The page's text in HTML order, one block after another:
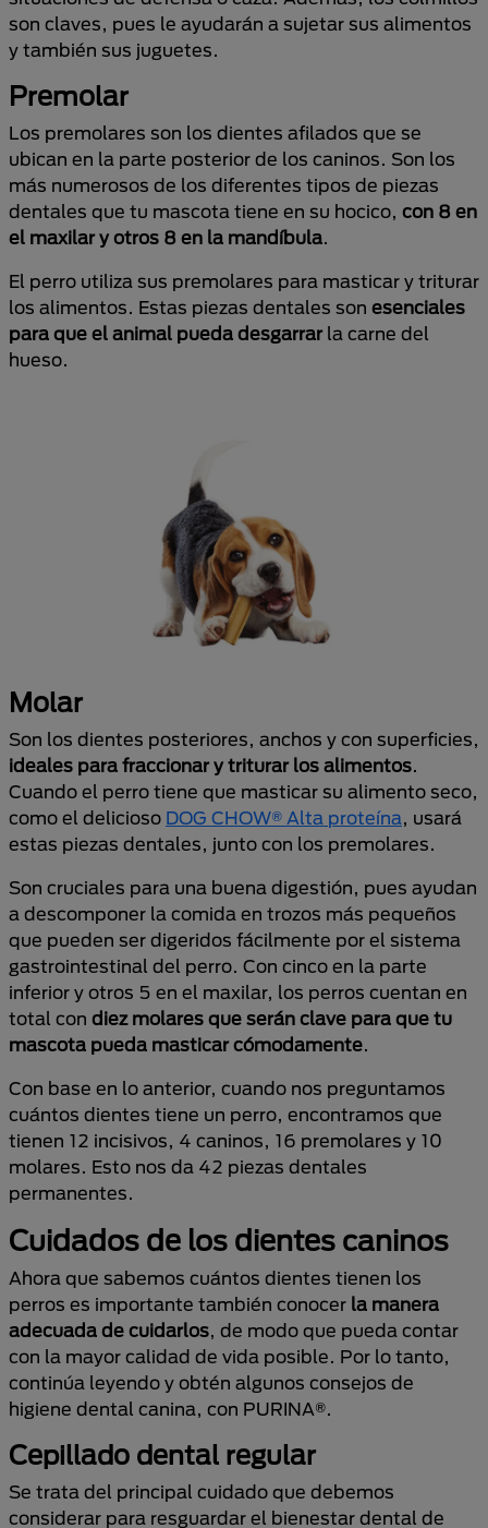
son claves, pues le ayudarán a sujetar sus alimentos
y también sus juguetes.
Premolar
Los premolares son los dientes afilados que se
ubican en la parte posterior de los caninos. Son los
más numerosos de los diferentes tipos de piezas
dentales que tu mascota tiene en su hocico, con 8 en
el maxilar y otros 8 en la mandíbula.
El perro utiliza sus premolares para masticar y triturar
los alimentos. Estas piezas dentales son esenciales
para que el animal pueda desgarrarla carne del
hueso.
Molar
Son los dientes posteriores, anchos y con superficies,
ideales para fraccionar y triturar los alimentos.
Cuando el perro tiene que masticar su alimento seco,
como el delicioso DOG CHOW® Alta proteína, usará
estas piezas dentales, junto con los premolares.
Son cruciales para una buena digestión, pues ayudan
a descomponer la comida en trozos más pequeños
que pueden ser digeridos fácilmente por el sistema
gastrointestinal del perro. Con cinco en la parte
inferior y otros 5 en el maxilar, los perros cuentan en
total con diez molares que serán clave para que tu
mascota pueda masticar cómodamente.
Con base en lo anterior, cuando nos preguntamos
cuántos dientes tiene un perro, encontramos que
tienen 12 incisivos, 4 caninos, 16 premolares y 10
molares. Esto nos da 42 piezas dentales
permanentes.
Cuidados de los dientes caninos
Ahora que sabemos cuántos dientes tienen los
perros es importante también conocer la manera
adecuada de cuidarlos, de modo que pueda contar
con la mayor calidad de vida posible. Por lo tanto,
continúa leyendo y obtén algunos consejos de
higiene dental canina, con PURINA®.
Cepillado dental regular
Se trata del principal cuidado que debemos
considerar para resguardar el bienestar dental de